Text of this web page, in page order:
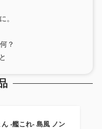
。
？
‐艦これ‐ 島風 ノン